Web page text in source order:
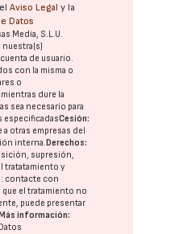
elAviso Legal y la
Datos
Media, S.L.U.
de usuario.
con la misma o
o
mientras dure la
sea necesario para
especificadasCesión:
a otras empresas del
interna.Derechos:
supresión,
tratatamiento y
contacte con
que el tratamiento no
puede presentar
información: